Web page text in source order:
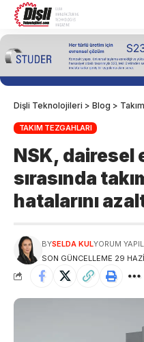
Dişli Teknolojileri > Blog >
TAKIM TEZGAHLARI
NSK,
sırasında
hatalarını
SON GÜNCELLEME 29
BYSELDA KULYORUM